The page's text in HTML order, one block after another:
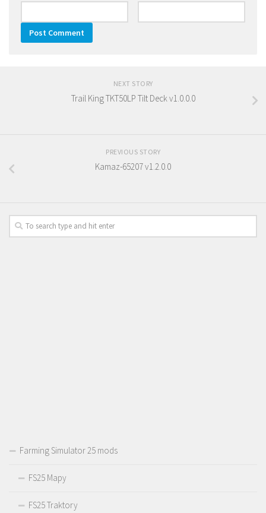
NEXT STORY
Trail King TKT50LP Tilt Deck v1.0.0.0
PREVIOUS STORY
Kamaz-65207 v1.2.0.0
Farming Simulator 25 mods
FS25 Mapy
FS25 Traktory